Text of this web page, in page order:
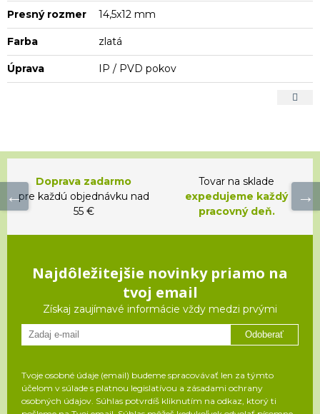
Presný rozmer 14,5x12 mm
Farba zlatá
Úprava IP / PVD pokov
Doprava zadarmo
pre každú objednávku nad
55 €
Tovar na sklade
expedujeme každý
pracovný deň.
Najdôležitejšie novinky priamo na
tvoj email
Získaj zaujímavé informácie vždy medzi prvými
Odoberať
Tvoje osobné údaje (email) budeme spracovávať len za týmto
účelom v súlade s platnou legislatívou a zásadami ochrany
osobných údajov. Súhlas potvrdíš kliknutím na odkaz, ktorý ti